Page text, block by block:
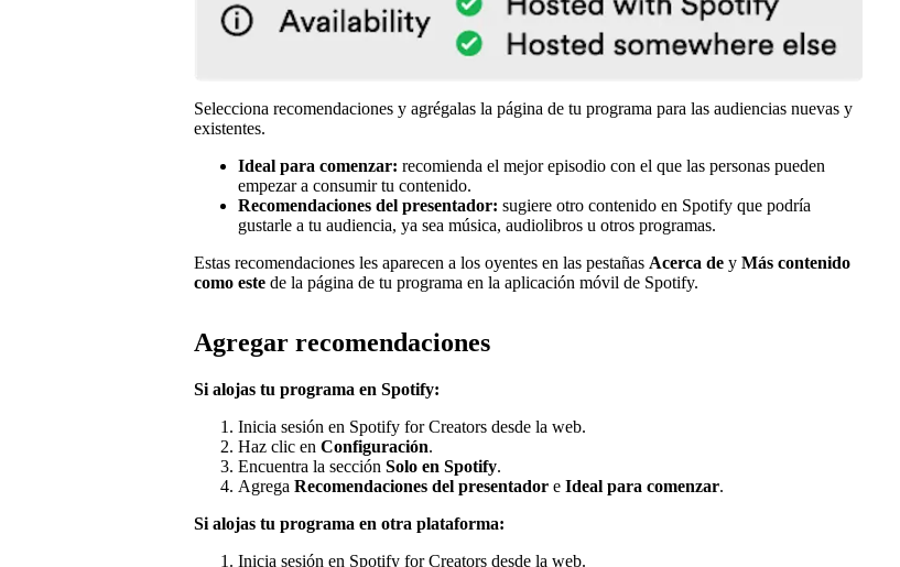
Selecciona recomendaciones y agrégalas la página de tu programa para las audiencias nuevas y
existentes.
Ideal para comenzar: recomienda el mejor episodio con el que las personas pueden
empezar a consumir tu contenido.
Recomendaciones del presentador: sugiere otro contenido en Spotify que podría
gustarle a tu audiencia, ya sea música, audiolibros u otros programas.
Estas recomendaciones les aparecen a los oyentes en las pestañas Acerca de y Más contenido
como este de la página de tu programa en la aplicación móvil de Spotify.
Agregar recomendaciones
Si alojas tu programa en Spotify:
Inicia sesión en Spotify for Creators desde la web.
Haz clic en Configuración.
Encuentra la sección Solo en Spotify.
Agrega Recomendaciones del presentador e Ideal para comenzar.
Si alojas tu programa en otra plataforma:
Inicia sesión en Spotify for Creators desde la web.